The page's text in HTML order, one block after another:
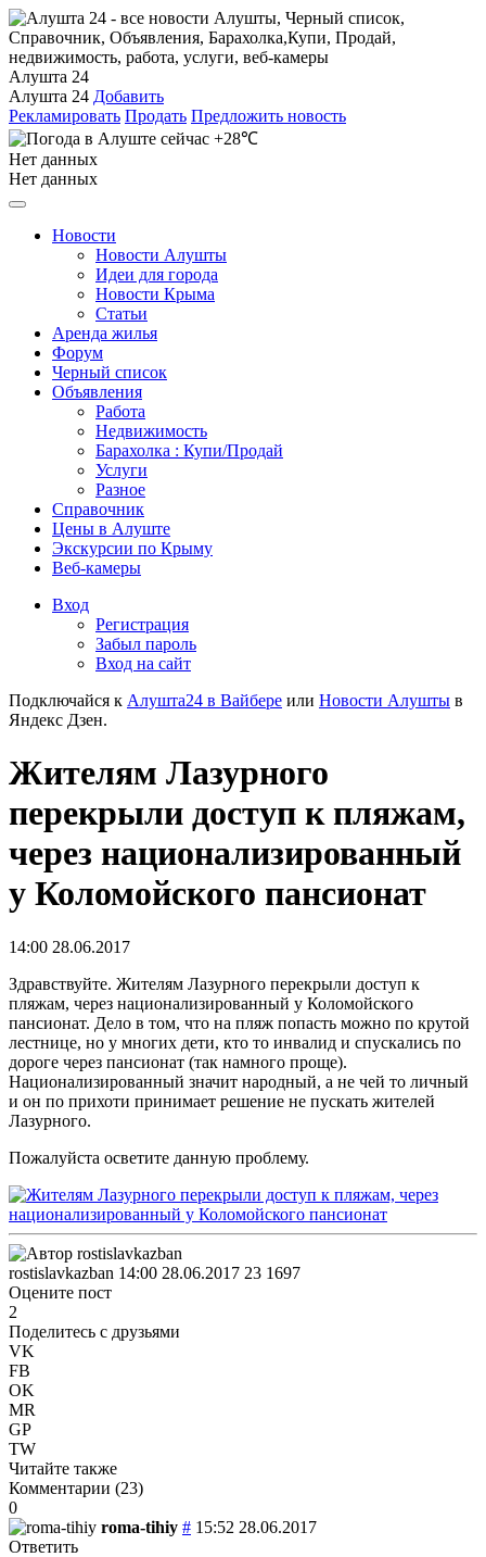
Алушта 24
Алушта 24 Добавить
Рекламировать Продать Предложить новость
+28℃
Нет данных
Нет данных
Новости
Новости Алушты
Идеи для города
Новости Крыма
Статьи
Аренда жилья
Форум
Черный список
Объявления
Работа
Недвижимость
Барахолка : Купи/Продай
Услуги
Разное
Справочник
Цены в Алуште
Экскурсии по Крыму
Веб-камеры
Вход
Регистрация
Забыл пароль
Вход на сайт
Подключайся к Алушта24 в Вайбере или Новости Алушты в
Яндекс Дзен.
Жителям Лазурного
перекрыли доступ к пляжам,
через национализированный
у Коломойского пансионат
14:00 28.06.2017
Здравствуйте. Жителям Лазурного перекрыли доступ к
пляжам, через национализированный у Коломойского
пансионат. Дело в том, что на пляж попасть можно по крутой
лестнице, но у многих дети, кто то инвалид и спускались по
дороге через пансионат (так намного проще).
Национализированный значит народный, а не чей то личный
и он по прихоти принимает решение не пускать жителей
Лазурного.
Пожалуйста осветите данную проблему.
rostislavkazban 14:00 28.06.2017 23 1697
Оцените пост
2
Поделитесь с друзьями
VK
FB
OK
MR
GP
TW
Читайте также
Комментарии (23)
0
roma-tihiy # 15:52 28.06.2017
Ответить